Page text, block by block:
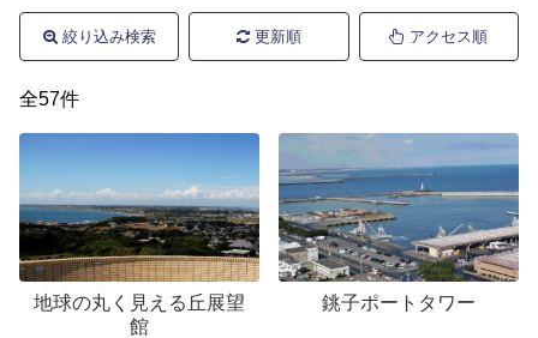
絞り込み検索 更新順 アクセス順
全57件
地球の丸く見える丘展望
館
銚子ポートタワー